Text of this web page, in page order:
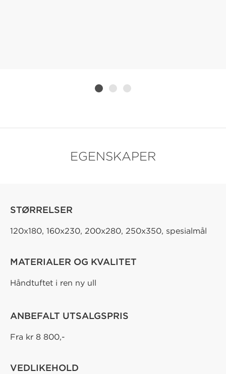
EGENSKAPER
STØRRELSER
120x180, 160x230, 200x280, 250x350, spesialmål
MATERIALER OG KVALITET
Håndtuftet i ren ny ull
ANBEFALT UTSALGSPRIS
Fra kr 8 800,-
VEDLIKEHOLD